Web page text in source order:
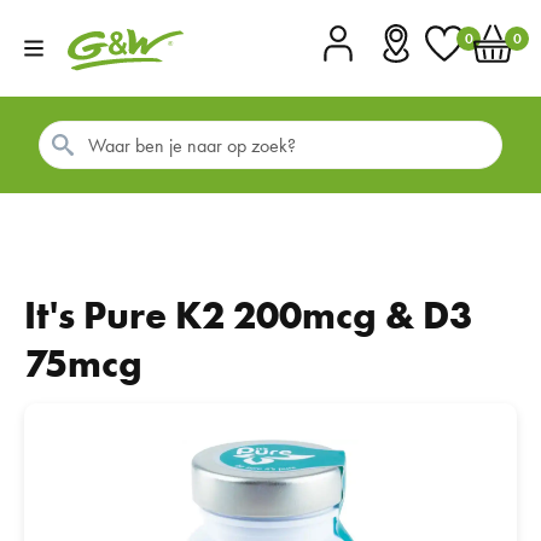
0 0
It's Pure K2 200mcg & D3
75mcg